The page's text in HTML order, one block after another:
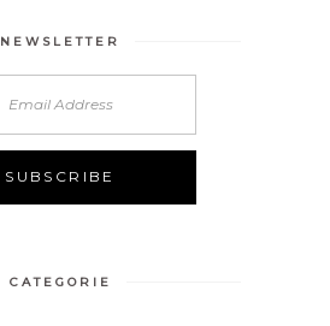
NEWSLETTER
CATEGORIE